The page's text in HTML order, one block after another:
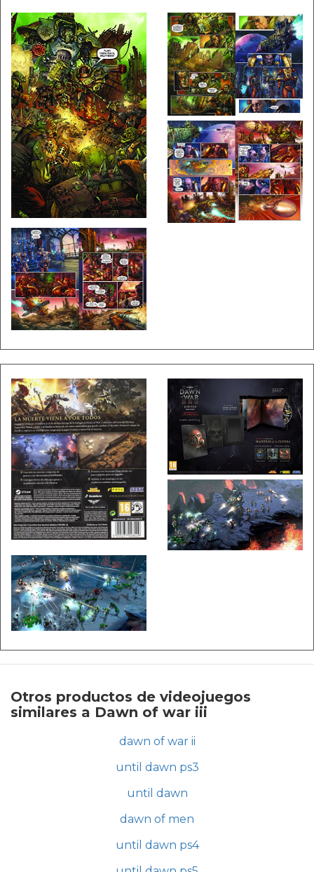
Otros productos de videojuegos
similares a Dawn of war iii
dawn of war ii
until dawn ps3
until dawn
dawn of men
until dawn ps4